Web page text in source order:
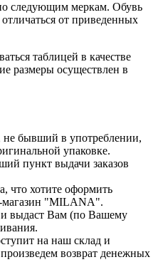
следующим меркам. Обувь
от приведенных
таблицей в качестве
размеры осуществлен в
не бывший в употреблении,
упаковке.
пункт выдачи заказов
что хотите оформить
магазин "MILANA".
и выдаст Вам (по Вашему
на наш склад и
возврат денежных